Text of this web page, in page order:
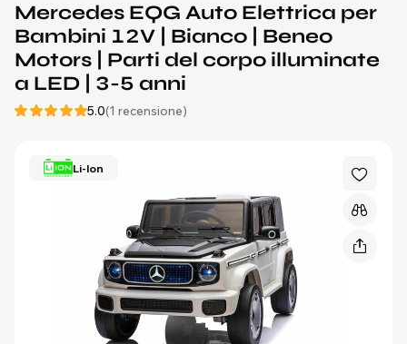
Mercedes EQG Auto Elettrica per
Bambini 12V | Bianco | Beneo
Motors | Parti del corpo illuminate
a LED | 3-5 anni
5.0(1 recensione)
Li-Ion